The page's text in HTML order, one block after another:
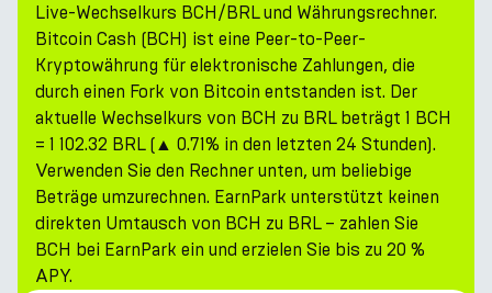
Live-Wechselkurs BCH/BRL und Währungsrechner.
Bitcoin Cash (BCH) ist eine Peer-to-Peer-
Kryptowährung für elektronische Zahlungen, die
durch einen Fork von Bitcoin entstanden ist. Der
aktuelle Wechselkurs von BCH zu BRL beträgt 1 BCH
= 1 102.32 BRL (▲ 0.71% in den letzten 24 Stunden).
Verwenden Sie den Rechner unten, um beliebige
Beträge umzurechnen. EarnPark unterstützt keinen
direkten Umtausch von BCH zu BRL – zahlen Sie
BCH bei EarnPark ein und erzielen Sie bis zu 20 %
APY.